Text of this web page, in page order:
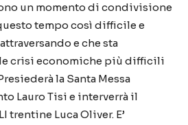
un momento di condivisione
tempo così difficile e
e che sta
crisi economiche più difficili
la Santa Messa
Lauro Tisi e interverrà il
trentine Luca Oliver. E’